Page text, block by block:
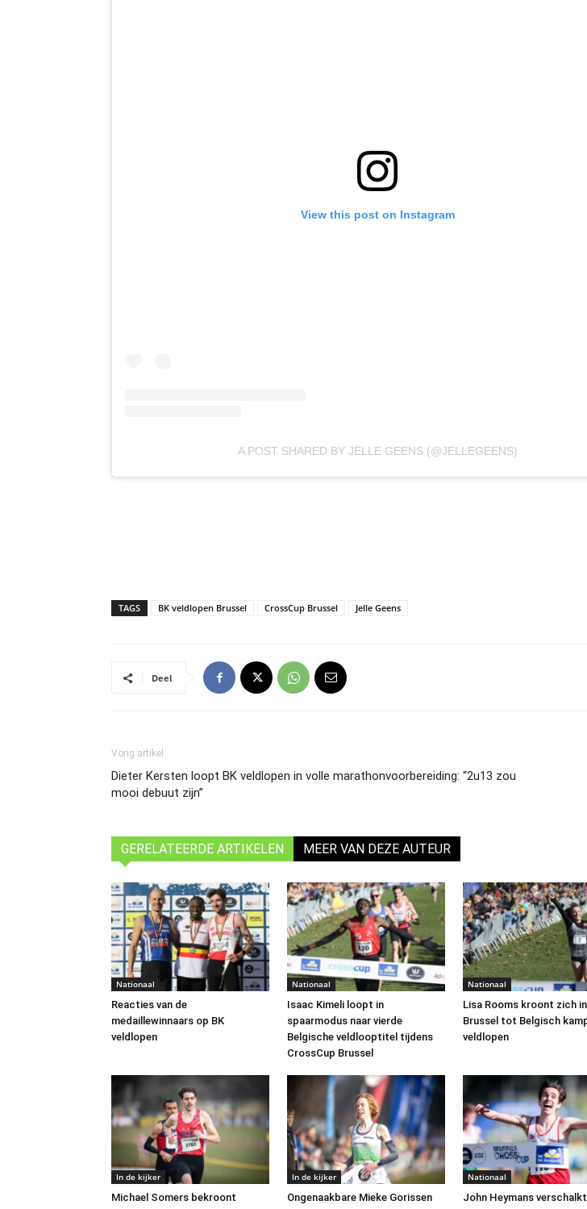
View this post on Instagram
A POST SHARED BY JELLE GEENS (@JELLEGEENS)
TAGS BK veldlopen Brussel CrossCup Brussel Jelle Geens
Deel
Vorig artikel
Dieter Kersten loopt BK veldlopen in volle marathonvoorbereiding: “2u13 zou
mooi debuut zijn”
GERELATEERDE ARTIKELEN MEER VAN DEZE AUTEUR
Nationaal
Reacties van de
medaillewinnaars op BK
veldlopen
Nationaal
Isaac Kimeli loopt in
spaarmodus naar vierde
Belgische veldlooptitel tijdens
CrossCup Brussel
Nationaal
Lisa Rooms kroont zich in
Brussel tot Belgisch
veldlopen
In de kijker
Michael Somers bekroont
In de kijker
Ongenaakbare Mieke Gorissen
Nationaal
John Heymans verschalkt